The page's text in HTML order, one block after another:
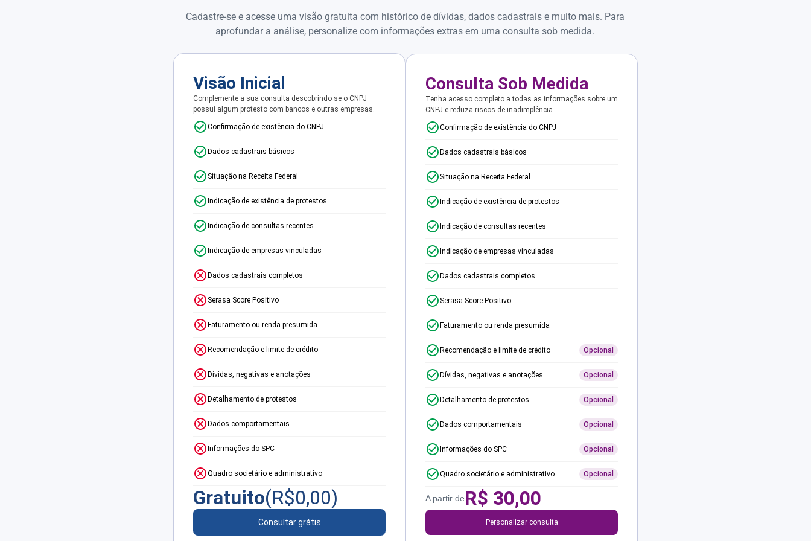
Cadastre-se e acesse uma visão gratuita com histórico de dívidas, dados cadastrais e muito mais. Para
aprofundar a análise, personalize com informações extras em uma consulta sob medida.
Visão Inicial
Complemente a sua consulta descobrindo se o CNPJ
possui algum protesto com bancos e outras empresas.
Confirmação de existência do CNPJ
Dados cadastrais básicos
Situação na Receita Federal
Indicação de existência de protestos
Indicação de consultas recentes
Indicação de empresas vinculadas
Dados cadastrais completos
Serasa Score Positivo
Faturamento ou renda presumida
Recomendação e limite de crédito
Dívidas, negativas e anotações
Detalhamento de protestos
Dados comportamentais
Informações do SPC
Quadro societário e administrativo
Gratuito(R$0,00)
Consultar grátis
Consulta Sob Medida
Tenha acesso completo a todas as informações sobre um
CNPJ e reduza riscos de inadimplência.
Confirmação de existência do CNPJ
Dados cadastrais básicos
Situação na Receita Federal
Indicação de existência de protestos
Indicação de consultas recentes
Indicação de empresas vinculadas
Dados cadastrais completos
Serasa Score Positivo
Faturamento ou renda presumida
Recomendação e limite de crédito Opcional
Dívidas, negativas e anotações Opcional
Detalhamento de protestos Opcional
Dados comportamentais Opcional
Informações do SPC Opcional
Quadro societário e administrativo Opcional
A partir deR$ 30,00
Personalizar consulta